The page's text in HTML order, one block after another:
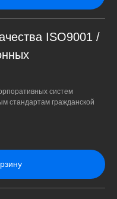
ISO9001 /
систем
стандартам гражданской